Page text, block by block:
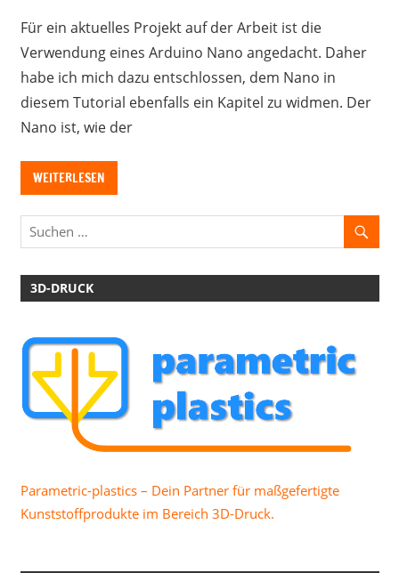
Für ein aktuelles Projekt auf der Arbeit ist die
Verwendung eines Arduino Nano angedacht. Daher
habe ich mich dazu entschlossen, dem Nano in
diesem Tutorial ebenfalls ein Kapitel zu widmen. Der
Nano ist, wie der
WEITERLESEN
3D-DRUCK
Parametric-plastics – Dein Partner für maßgefertigte
Kunststoffprodukte im Bereich 3D-Druck.